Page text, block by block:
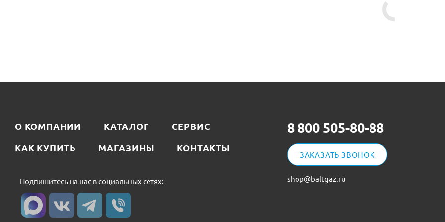
О КОМПАНИИ КАТАЛОГ
СЕРВИС
КАК КУПИТЬ
МАГАЗИНЫ КОНТАКТЫ
Подпишитесь на нас в социальных сетях:
8 800 505-80-88
ЗАКАЗАТЬ ЗВОНОК
shop@baltgaz.ru